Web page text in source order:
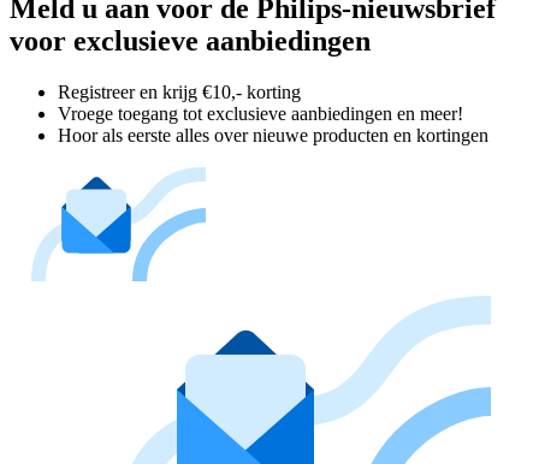
Meld u aan voor de Philips-nieuwsbrief
voor exclusieve aanbiedingen
Registreer en krijg €10,- korting
Vroege toegang tot exclusieve aanbiedingen en meer!
Hoor als eerste alles over nieuwe producten en kortingen